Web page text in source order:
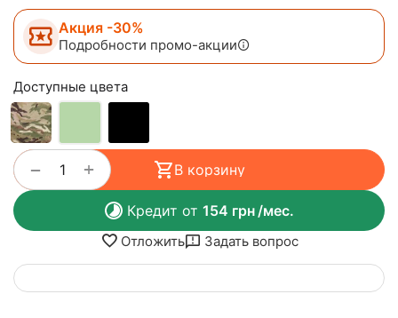
Акция -30%
Подробности промо-акции
Доступные цвета
+
− В корзину
Кредит от 154 грн/мес.
Отложить Задать вопрос